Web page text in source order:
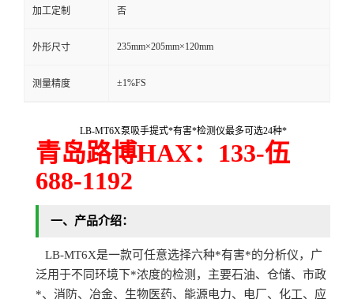
加工定制 否
外形尺寸 235mm×205mm×120mm
测量精度 ±1%FS
LB-MT6X泵吸手提式*有害*检测仪最多可选24种*
青岛路博HAX： 133-伍
688-1192
一、 产品介绍：
LB-MT6X是一款可任意选择六种*有害*的分析仪，广
泛用于不同环境下*浓度的检测，主要石油、仓储、市政
*、消防、冶金、生物医药、能源电力、电厂、化工、应